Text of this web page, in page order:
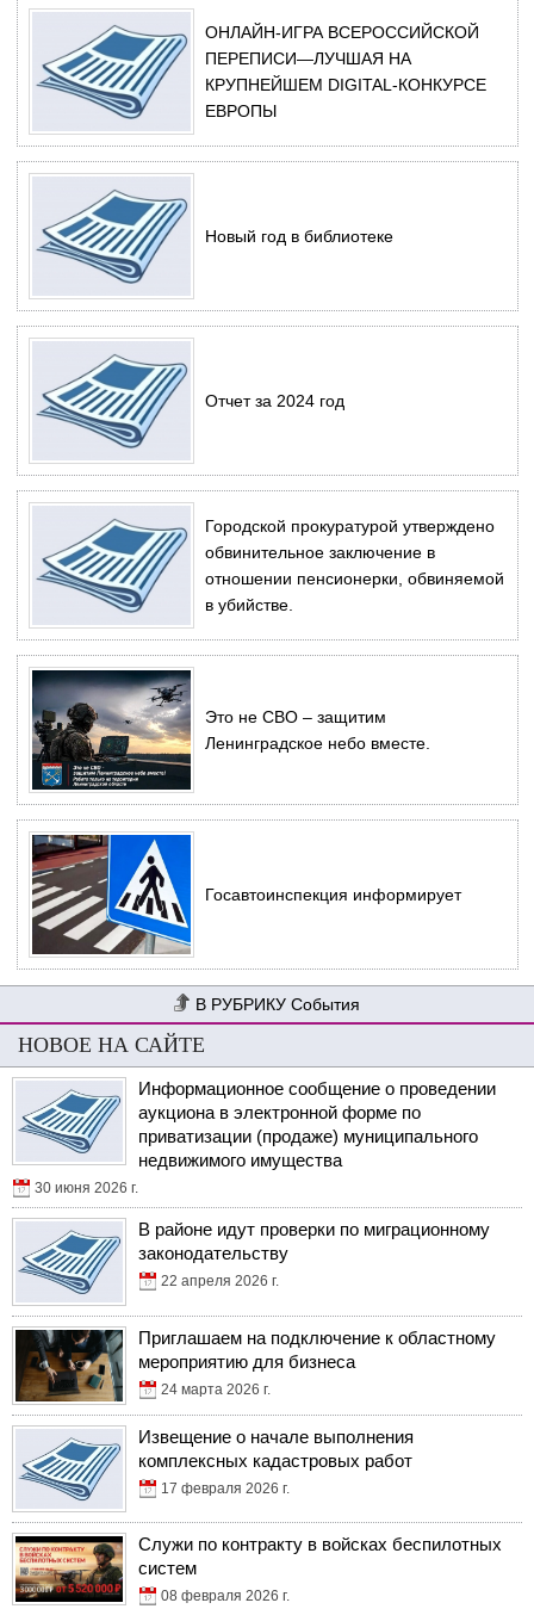
ОНЛАЙН-ИГРА ВСЕРОССИЙСКОЙ
ПЕРЕПИСИ—ЛУЧШАЯ НА
КРУПНЕЙШЕМ DIGITAL-КОНКУРСЕ
ЕВРОПЫ
Новый год в библиотеке
Отчет за 2024 год
Городской прокуратурой утверждено
обвинительное заключение в
отношении пенсионерки, обвиняемой
в убийстве.
Это не СВО – защитим
Ленинградское небо вместе.
Госавтоинспекция информирует
События
НОВОЕ НА САЙТЕ
Информационное сообщение о проведении
аукциона в электронной форме по
приватизации (продаже) муниципального
недвижимого имущества
30 июня 2026 г.
В районе идут проверки по миграционному
законодательству
22 апреля 2026 г.
Приглашаем на подключение к областному
мероприятию для бизнеса
24 марта 2026 г.
Извещение о начале выполнения
комплексных кадастровых работ
17 февраля 2026 г.
Служи по контракту в войсках беспилотных
систем
08 февраля 2026 г.